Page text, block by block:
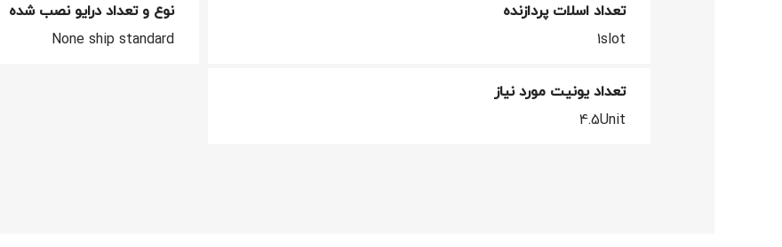
تعداد اسلات پردازنده
1slot
نوع و تعداد درایو نصب شده
None ship standard
تعداد یونیت مورد نیاز
4.5Unit